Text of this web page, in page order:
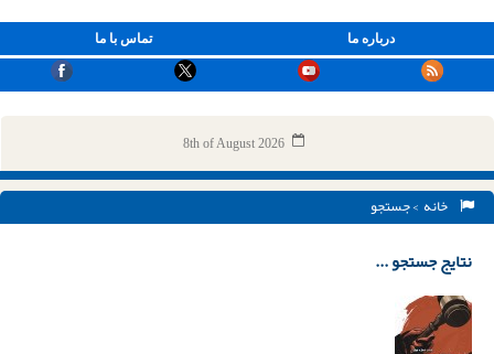
تماس با ما درباره ما
8th of August 2026
خانه > جستجو
نتایج جستجو ...